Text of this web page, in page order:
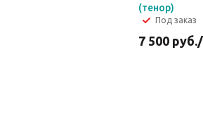
(тенор)
Под заказ
7 500 руб.